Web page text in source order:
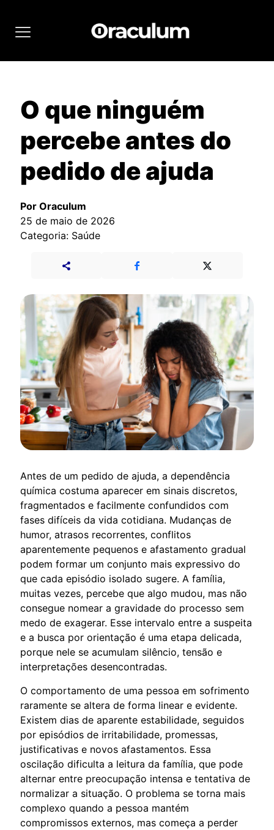
O que ninguém
percebe antes do
pedido de ajuda
Por Oraculum
25 de maio de 2026
Categoria: Saúde
Antes de um pedido de ajuda, a dependência
química costuma aparecer em sinais discretos,
fragmentados e facilmente confundidos com
fases difíceis da vida cotidiana. Mudanças de
humor, atrasos recorrentes, conflitos
aparentemente pequenos e afastamento gradual
podem formar um conjunto mais expressivo do
que cada episódio isolado sugere. A família,
muitas vezes, percebe que algo mudou, mas não
consegue nomear a gravidade do processo sem
medo de exagerar. Esse intervalo entre a suspeita
e a busca por orientação é uma etapa delicada,
porque nele se acumulam silêncio, tensão e
interpretações desencontradas.
O comportamento de uma pessoa em sofrimento
raramente se altera de forma linear e evidente.
Existem dias de aparente estabilidade, seguidos
por episódios de irritabilidade, promessas,
justificativas e novos afastamentos. Essa
oscilação dificulta a leitura da família, que pode
alternar entre preocupação intensa e tentativa de
normalizar a situação. O problema se torna mais
complexo quando a pessoa mantém
compromissos externos, mas começa a perder